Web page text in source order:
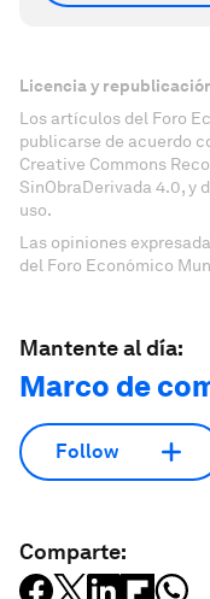
Licencia y
Los artículos del Foro
publicarse de acuerdo
Creative Commons
SinObraDerivada 4.0, y
uso.
Las opiniones
del Foro Económico
Mantente al día:
Marco de
Follow
Comparte: